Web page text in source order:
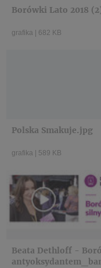
grafika 682 KB
Polska Smakuje.jpg
grafika 589 KB
Beata Dethloff -